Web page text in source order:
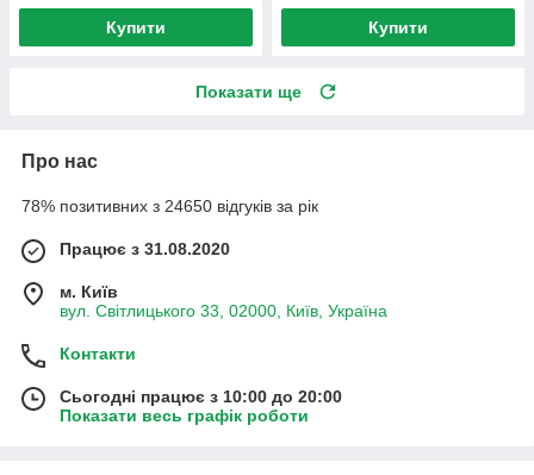
Купити Купити
Показати ще
Про нас
78% позитивних з 24650 відгуків за рік
Працює з 31.08.2020
м. Київ
вул. Світлицького 33, 02000, Київ, Україна
Контакти
Сьогодні працює з 10:00 до 20:00
Показати весь графік роботи